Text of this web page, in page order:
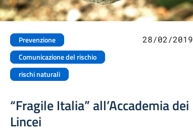
Prevenzione
Comunicazione del rischio
rischi naturali
28/02/2019
“Fragile Italia” all’Accademia dei
Lincei